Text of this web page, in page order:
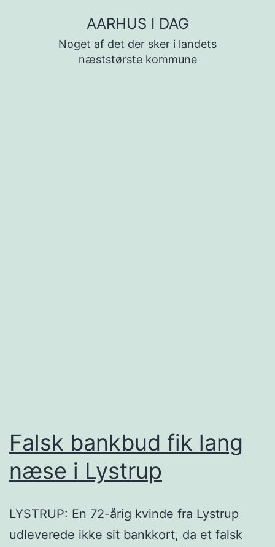
AARHUS I DAG
Noget af det der sker i landets
næststørste kommune
Falsk bankbud fik lang
næse i Lystrup
LYSTRUP: En 72-årig kvinde fra Lystrup
udleverede ikke sit bankkort, da et falsk